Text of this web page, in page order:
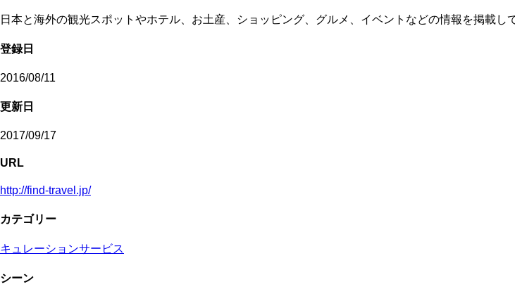
日本と海外の観光スポットやホテル、お土産、ショッピング、グルメ、イベントなどの情報を掲載
登録日
2016/08/11
更新日
2017/09/17
URL
http://find-travel.jp/
カテゴリー
キュレーションサービス
シーン